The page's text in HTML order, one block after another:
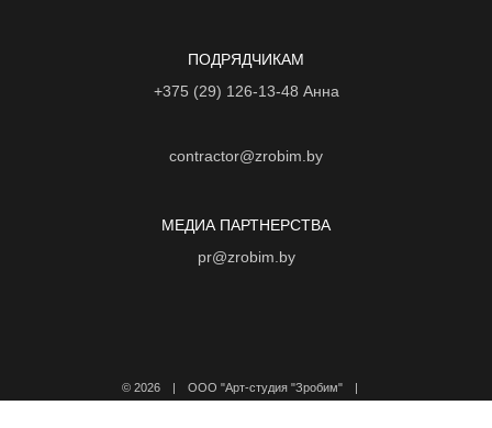
ПОДРЯДЧИКАМ
+375 (29) 126-13-48 Анна
contractor@zrobim.by
МЕДИА ПАРТНЕРСТВА
pr@zrobim.by
© 2026 | ООО "Арт-студия "Зробим" |